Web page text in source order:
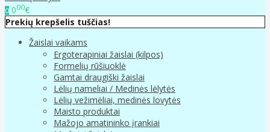
0 000€
Prekių krepšelis tuščias!
Žaislai vaikams
Ergoterapiniai žaislai (kilpos)
Formelių rūšiuoklė
Gamtai draugiški žaislai
Lėlių nameliai / Medinės lėlytės
Lėlių vežimėliai, medinės lovytės
Maisto produktai
Mažojo amatininko įrankiai